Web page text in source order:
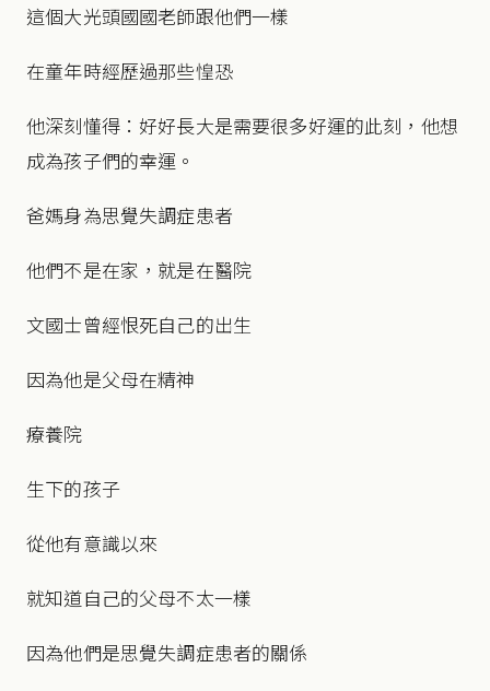
這個大光頭國國老師跟他們一樣
在童年時經歷過那些惶恐
他深刻懂得：好好長大是需要很多好運的此刻，他想
成為孩子們的幸運。
爸媽身為思覺失調症患者
他們不是在家，就是在醫院
文國士曾經恨死自己的出生
因為他是父母在精神
療養院
生下的孩子
從他有意識以來
就知道自己的父母不太一樣
因為他們是思覺失調症患者的關係